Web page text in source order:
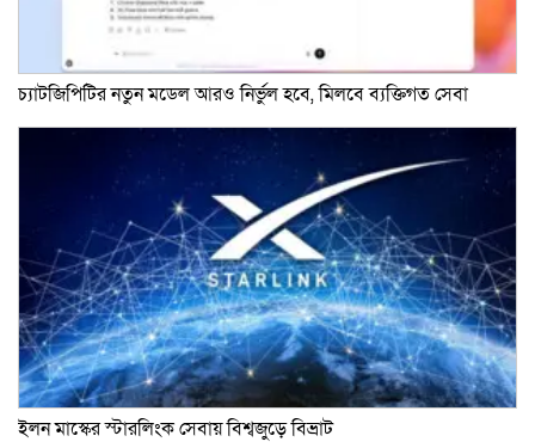
চ্যাটজিপিটির নতুন মডেল আরও নির্ভুল হবে, মিলবে ব্যক্তিগত সেবা
ইলন মাস্কের স্টারলিংক সেবায় বিশ্বজুড়ে বিভ্রাট